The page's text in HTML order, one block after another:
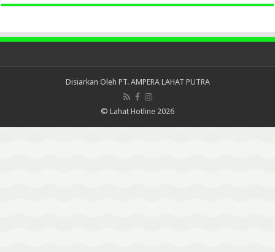
Disiarkan Oleh PT. AMPERA LAHAT PUTRA
© Lahat Hotline 2026